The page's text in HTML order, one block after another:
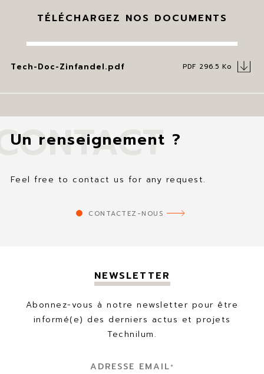
TÉLÉCHARGEZ NOS DOCUMENTS
Tech-Doc-Zinfandel.pdf PDF 296.5 Ko
Un renseignement ?
Feel free to contact us for any request.
CONTACTEZ-NOUS
NEWSLETTER
Abonnez-vous à notre newsletter pour être
informé(e) des derniers actus et projets
Technilum.
ADRESSE EMAIL*